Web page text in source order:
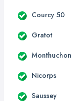
Courcy 50
Gratot
Monthuchon
Nicorps
Saussey